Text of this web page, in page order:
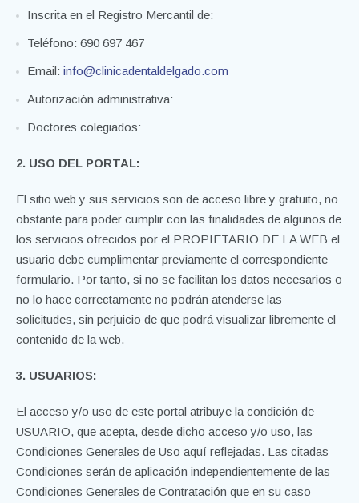
Inscrita en el Registro Mercantil de:
Teléfono: 690 697 467
Email: info@clinicadentaldelgado.com
Autorización administrativa:
Doctores colegiados:
2. USO DEL PORTAL:
El sitio web y sus servicios son de acceso libre y gratuito, no
obstante para poder cumplir con las finalidades de algunos de
los servicios ofrecidos por el PROPIETARIO DE LA WEB el
usuario debe cumplimentar previamente el correspondiente
formulario. Por tanto, si no se facilitan los datos necesarios o
no lo hace correctamente no podrán atenderse las
solicitudes, sin perjuicio de que podrá visualizar libremente el
contenido de la web.
3. USUARIOS:
El acceso y/o uso de este portal atribuye la condición de
USUARIO, que acepta, desde dicho acceso y/o uso, las
Condiciones Generales de Uso aquí reflejadas. Las citadas
Condiciones serán de aplicación independientemente de las
Condiciones Generales de Contratación que en su caso